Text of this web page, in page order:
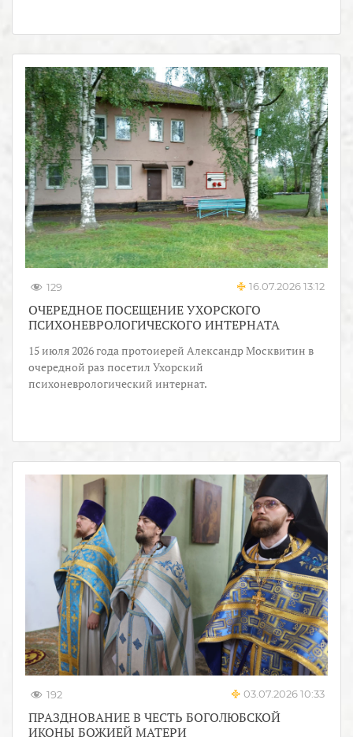
129 16.07.2026 13:12
ОЧЕРЕДНОЕ ПОСЕЩЕНИЕ УХОРСКОГО
ПСИХОНЕВРОЛОГИЧЕСКОГО ИНТЕРНАТА
15 июля 2026 года протоиерей Александр Москвитин в
очередной раз посетил Ухорский
психоневрологический интернат.
192 03.07.2026 10:33
ПРАЗДНОВАНИЕ В ЧЕСТЬ БОГОЛЮБСКОЙ
ИКОНЫ БОЖИЕЙ МАТЕРИ